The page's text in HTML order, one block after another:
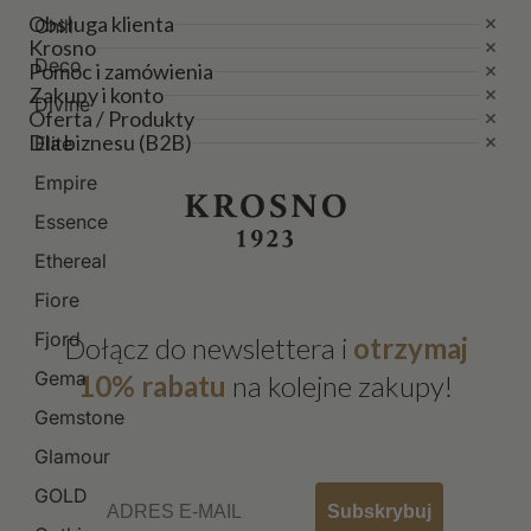
Chill
Deco
Divine
Elite
Empire
Essence
Ethereal
Fiore
Fjord
Gema
Gemstone
Glamour
GOLD
Obsługa klienta
Krosno
Pomoc i zamówienia
Zakupy i konto
Oferta / Produkty
Dla biznesu (B2B)
Dołącz do newslettera i otrzymaj
10% rabatu na kolejne zakupy!
Subskrybuj